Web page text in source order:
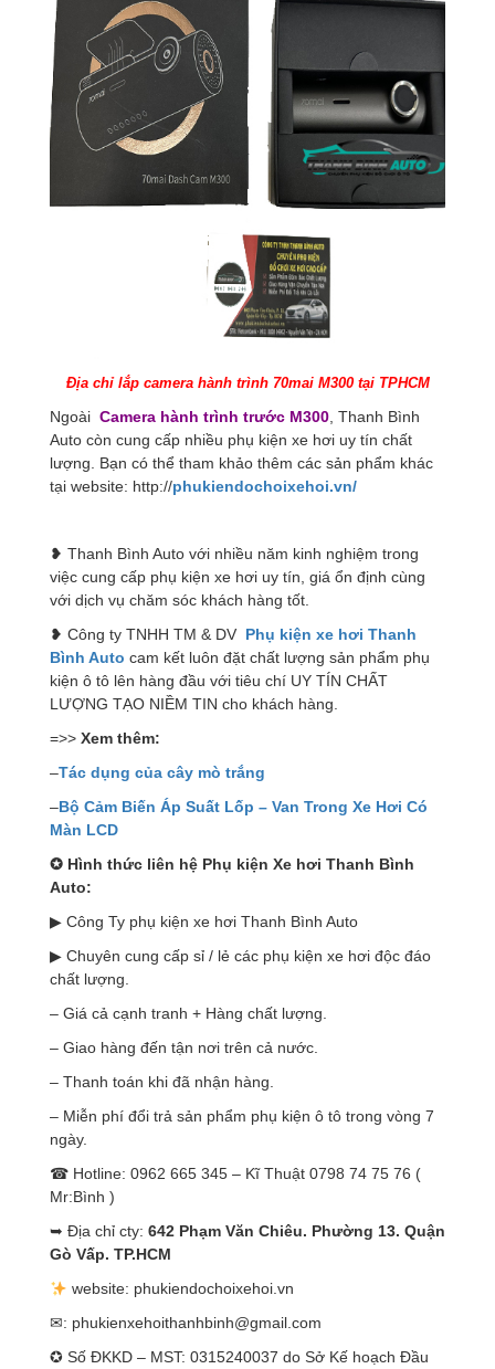
Địa chỉ lắp camera hành trình 70mai M300 tại TPHCM
Ngoài Camera hành trình trước M300 , Thanh Bình
Auto còn cung cấp nhiều phụ kiện xe hơi uy tín chất
lượng. Bạn có thể tham khảo thêm các sản phẩm khác
tại website: http://phukiendochoixehoi.vn/
❥ Thanh Bình Auto với nhiều năm kinh nghiệm trong
việc cung cấp phụ kiện xe hơi uy tín, giá ổn định cùng
với dịch vụ chăm sóc khách hàng tốt.
❥ Công ty TNHH TM & DV Phụ kiện xe hơi Thanh
Bình Auto cam kết luôn đặt chất lượng sản phẩm phụ
kiện ô tô lên hàng đầu với tiêu chí UY TÍN CHẤT
LƯỢNG TẠO NIỀM TIN cho khách hàng.
=>> Xem thêm:
–Tác dụng của cây mò trắng
–Bộ Cảm Biến Áp Suất Lốp – Van Trong Xe Hơi Có
Màn LCD
✪ Hình thức liên hệ Phụ kiện Xe hơi Thanh Bình
Auto:
▶ Công Ty phụ kiện xe hơi Thanh Bình Auto
▶ Chuyên cung cấp sỉ / lẻ các phụ kiện xe hơi độc đáo
chất lượng.
– Giá cả cạnh tranh + Hàng chất lượng.
– Giao hàng đến tận nơi trên cả nước.
– Thanh toán khi đã nhận hàng.
– Miễn phí đổi trả sản phẩm phụ kiện ô tô trong vòng 7
ngày.
☎ Hotline: 0962 665 345 – Kĩ Thuật 0798 74 75 76 (
Mr:Bình )
➥ Địa chỉ cty: 642 Phạm Văn Chiêu. Phường 13. Quận
Gò Vấp. TP.HCM
website: phukiendochoixehoi.vn
✉: phukienxehoithanhbinh@gmail.com
✪ Số ĐKKD – MST: 0315240037 do Sở Kế hoạch Đầu